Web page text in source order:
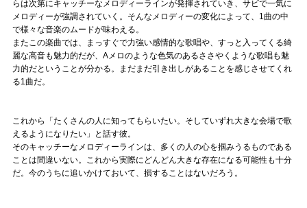
らは次第にキャッチーなメロディーラインが発揮されていき、サビで一気に
メロディーが強調されていく。そんなメロディーの変化によって、1曲の中
で様々な音楽のムードが味わえる。
またこの楽曲では、まっすぐで力強い感情的な歌唱や、すっと入ってくる綺
麗な高音も魅力的だが、Aメロのような色気のあるささやくような歌唱も魅
力的だということが分かる。まだまだ引き出しがあることを感じさせてくれ
る1曲だ。
これから「たくさんの人に知ってもらいたい。そしていずれ大きな会場で歌
えるようになりたい」と話す彼。
そのキャッチーなメロディーラインは、多くの人の心を掴みうるものである
ことは間違いない。これから実際にどんどん大きな存在になる可能性も十分
だ。今のうちに追いかけておいて、損することはないだろう。